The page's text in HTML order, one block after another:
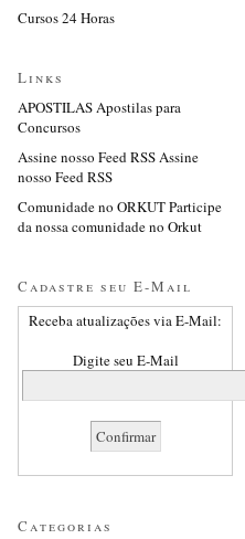
Cursos 24 Horas
Links
APOSTILAS Apostilas para
Concursos
Assine nosso Feed RSS Assine
nosso Feed RSS
Comunidade no ORKUT Participe
da nossa comunidade no Orkut
Cadastre seu E-Mail
Receba atualizações via E-Mail:
Digite seu E-Mail
Categorias